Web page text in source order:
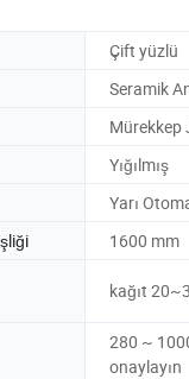
Çift yüzlü
Seramik
Mürekkep
Yığılmış
Yarı
1600 mm
kağıt
280 ~
onaylayın